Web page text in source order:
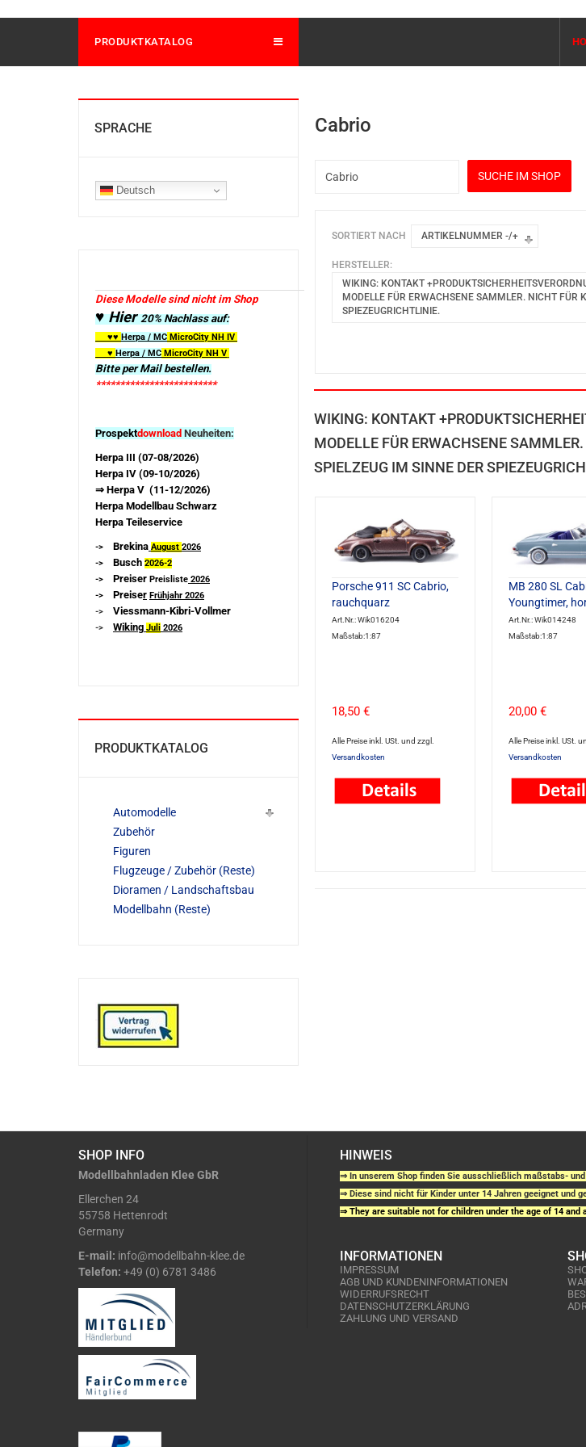
PRODUKTKATALOG
Cabrio
SORTIERT NACH ARTIKELNUMMER -/+
HERSTELLER:
WIKING: KONTAKT
MODELLE FÜR ERWACHSENE SAMMLER. NICHT FÜR
SPIEZEUGRICHTLINIE.
WIKING: KONTAKT
MODELLE FÜR ERWACHSENE
SPIELZEUG IM SINNE DER
Porsche 911 SC Cabrio,
rauchquarz
Art.Nr.: Wik016204
Maßstab:1:87
18,50 €
Alle Preise inkl. USt. und zzgl.
Versandkosten
MB 280 SL
Youngtimer,
Art.Nr.: Wik014248
Maßstab:1:87
20,00 €
Alle Preise inkl. USt.
Versandkosten
SPRACHE
Deutsch
Diese Modelle sind nicht im Shop
♥ Hier20% Nachlass auf:
♥♥ Herpa / MC MicroCity NH IV
♥ Herpa / MC MicroCity NH V
Bitte per Mail bestellen.
*************************
Prospektdownload Neuheiten:
Herpa III (07-08/2026)
Herpa IV (09-10/2026)
⇒ Herpa V (11-12/2026)
Herpa Modellbau Schwarz
Herpa Teileservice
-> Brekina August 2026
-> Busch 2026-2
-> Preiser Preisliste 2026
-> Preiser Frühjahr 2026
-> Viessmann-Kibri-Vollmer
-> Wiking Juli 2026
PRODUKTKATALOG
Automodelle
Zubehör
Figuren
Flugzeuge / Zubehör (Reste)
Dioramen / Landschaftsbau
Modellbahn (Reste)
SHOP INFO
Modellbahnladen Klee GbR
Ellerchen 24
55758 Hettenrodt
Germany
E-mail: info@modellbahn-klee.de
Telefon: +49 (0) 6781 3486
HINWEIS
⇒ In unserem Shop finden Sie ausschließlich maßstabs-
⇒ Diese sind nicht für Kinder unter 14 Jahren geeignet und
⇒ They are suitable not for children under the age of 14
INFORMATIONEN
IMPRESSUM
AGB UND KUNDENINFORMATIONEN
WIDERRUFSRECHT
DATENSCHUTZERKLÄRUNG
ZAHLUNG UND VERSAND